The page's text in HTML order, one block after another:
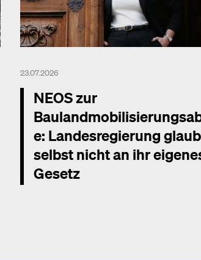
23.07.2026
NEOS zur
e: Landesregierung
selbst nicht an ihr
Gesetz